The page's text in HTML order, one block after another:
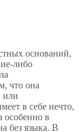
оснований,
либо
что она
или
в себе нечто,
особенно в
без языка. В